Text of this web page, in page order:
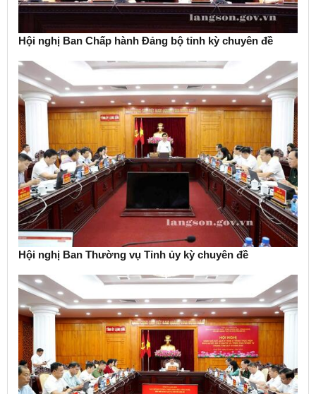
Hội nghị Ban Chấp hành Đảng bộ tỉnh kỳ chuyên đề
Hội nghị Ban Thường vụ Tỉnh ủy kỳ chuyên đề